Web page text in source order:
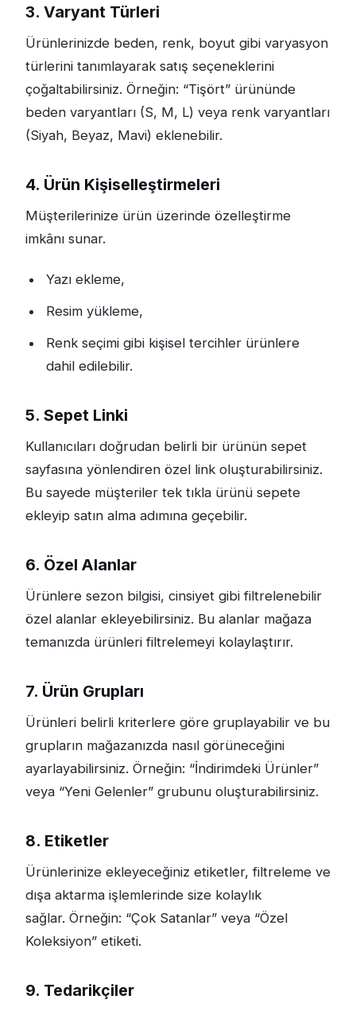
3. Varyant Türleri
Ürünlerinizde beden, renk, boyut gibi varyasyon
türlerini tanımlayarak satış seçeneklerini
çoğaltabilirsiniz. Örneğin: “Tişört” ürününde
beden varyantları (S, M, L) veya renk varyantları
(Siyah, Beyaz, Mavi) eklenebilir.
4. Ürün Kişiselleştirmeleri
Müşterilerinize ürün üzerinde özelleştirme
imkânı sunar.
Yazı ekleme,
Resim yükleme,
Renk seçimi gibi kişisel tercihler ürünlere
dahil edilebilir.
5. Sepet Linki
Kullanıcıları doğrudan belirli bir ürünün sepet
sayfasına yönlendiren özel link oluşturabilirsiniz.
Bu sayede müşteriler tek tıkla ürünü sepete
ekleyip satın alma adımına geçebilir.
6. Özel Alanlar
Ürünlere sezon bilgisi, cinsiyet gibi filtrelenebilir
özel alanlar ekleyebilirsiniz. Bu alanlar mağaza
temanızda ürünleri filtrelemeyi kolaylaştırır.
7. Ürün Grupları
Ürünleri belirli kriterlere göre gruplayabilir ve bu
grupların mağazanızda nasıl görüneceğini
ayarlayabilirsiniz. Örneğin: “İndirimdeki Ürünler”
veya “Yeni Gelenler” grubunu oluşturabilirsiniz.
8. Etiketler
Ürünlerinize ekleyeceğiniz etiketler, filtreleme ve
dışa aktarma işlemlerinde size kolaylık
sağlar. Örneğin: “Çok Satanlar” veya “Özel
Koleksiyon” etiketi.
9. Tedarikçiler